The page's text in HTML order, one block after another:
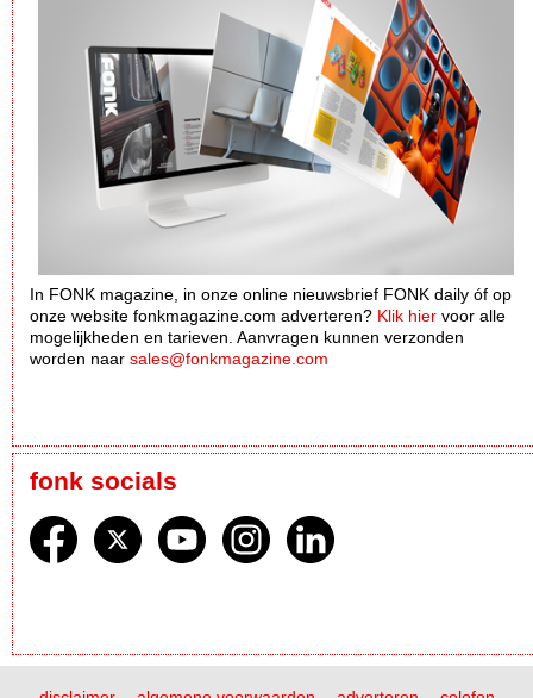
In FONK magazine, in onze online nieuwsbrief FONK daily óf op
onze website fonkmagazine.com adverteren? Klik hier voor alle
mogelijkheden en tarieven. Aanvragen kunnen verzonden
worden naar sales@fonkmagazine.com
fonk socials